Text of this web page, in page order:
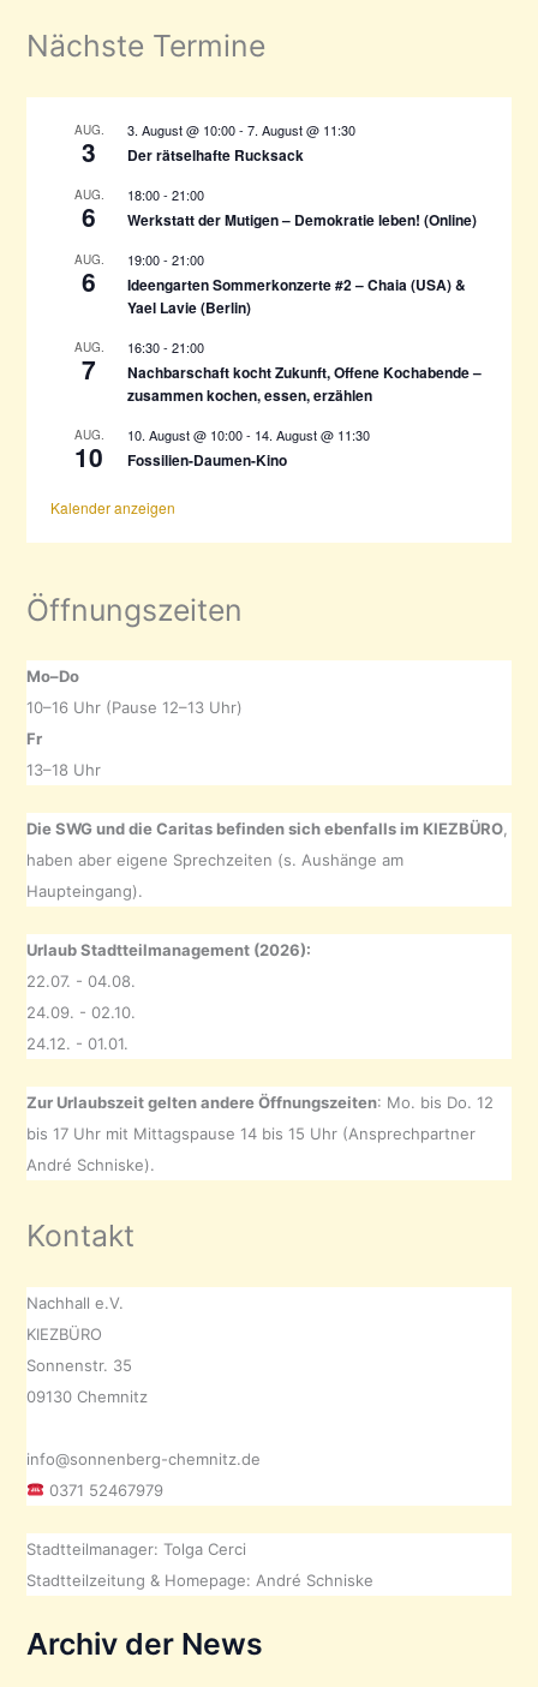
e
n
Nächste Termine
AUG.
3
3. August @ 10:00-7. August @ 11:30
Der rätselhafte Rucksack
AUG.
6
18:00-21:00
Werkstatt der Mutigen – Demokratie leben! (Online)
AUG.
6
19:00-21:00
Ideengarten Sommerkonzerte #2 – Chaia (USA) &
Yael Lavie (Berlin)
AUG.
7
16:30-21:00
Nachbarschaft kocht Zukunft, Offene Kochabende –
zusammen kochen, essen, erzählen
AUG.
10
10. August @ 10:00- 14. August @ 11:30
Fossilien-Daumen-Kino
Kalender anzeigen
Öffnungszeiten
Mo–Do
10–16 Uhr (Pause 12–13 Uhr)
Fr
13–18 Uhr
Die SWG und die Caritas befinden sich ebenfalls im KIEZBÜRO
haben aber eigene Sprechzeiten (s. Aushänge am
Haupteingang).
Urlaub Stadtteilmanagement (2026):
22.07. - 04.08.
24.09. - 02.10.
24.12. - 01.01.
Zur Urlaubszeit gelten andere Öffnungszeiten: Mo. bis Do. 12
bis 17 Uhr mit Mittagspause 14 bis 15 Uhr (Ansprechpartner
André Schniske).
Kontakt
Nachhall e.V.
KIEZBÜRO
Sonnenstr. 35
09130 Chemnitz
info@sonnenberg-chemnitz.de
0371 52467979
Stadtteilmanager: Tolga Cerci
Stadtteilzeitung & Homepage: André Schniske
Archiv der News